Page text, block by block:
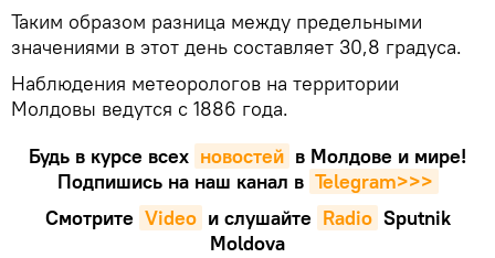
Таким образом разница между предельными
значениями в этот день составляет 30,8 градуса.
Наблюдения метеорологов на территории
Молдовы ведутся с 1886 года.
Будь в курсе всех новостей в Молдове и мире!
Подпишись на наш канал в Telegram>>>
Смотрите Video и слушайте Radio Sputnik
Moldova